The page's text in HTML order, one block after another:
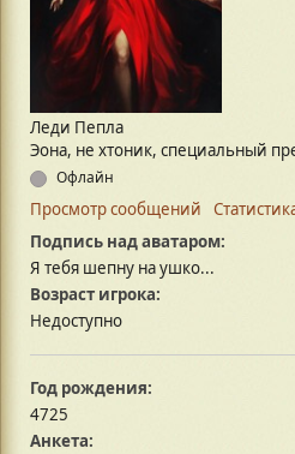
Леди Пепла
Эона, не хтоник, специальный
Офлайн
Просмотр сообщений
Подпись над аватаром:
Я тебя шепну на ушко...
Возраст игрока:
Недоступно
Год рождения:
4725
Анкета: